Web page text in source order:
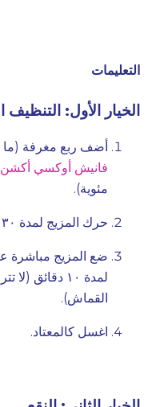
التعليمات
الخيار الأول:
أضف ربع مغرفة (ما يعادل ١٥
فانيش أوكسي أكشن
مئوية).
حرك المزيج لمدة ٣٠ ثانية.
ضع المزيج مباشرة
لمدة ١٠
القماش).
اغسل كالمعتاد.